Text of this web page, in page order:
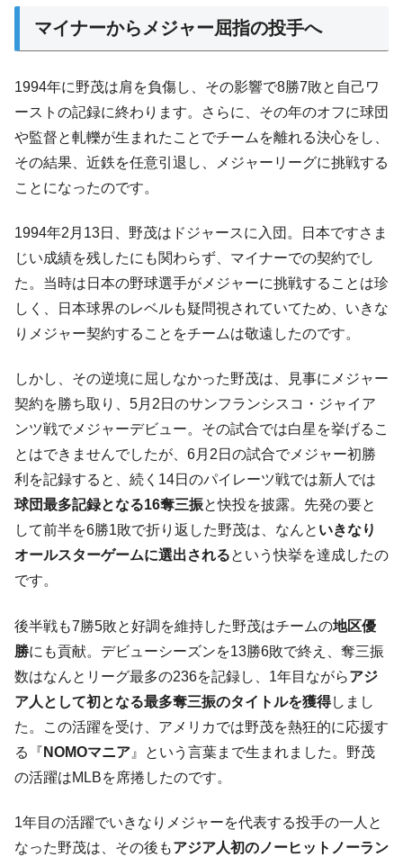
マイナーからメジャー屈指の投手へ
1994年に野茂は肩を負傷し、その影響で8勝7敗と自己ワ
ーストの記録に終わります。さらに、その年のオフに球団
や監督と軋轢が生まれたことでチームを離れる決心をし、
その結果、近鉄を任意引退し、メジャーリーグに挑戦する
ことになったのです。
1994年2月13日、野茂はドジャースに入団。日本ですさま
じい成績を残したにも関わらず、マイナーでの契約でし
た。当時は日本の野球選手がメジャーに挑戦することは珍
しく、日本球界のレベルも疑問視されていてため、いきな
りメジャー契約することをチームは敬遠したのです。
しかし、その逆境に屈しなかった野茂は、見事にメジャー
契約を勝ち取り、5月2日のサンフランシスコ・ジャイア
ンツ戦でメジャーデビュー。その試合では白星を挙げるこ
とはできませんでしたが、6月2日の試合でメジャー初勝
利を記録すると、続く14日のパイレーツ戦では新人では
球団最多記録となる16奪三振と快投を披露。先発の要と
して前半を6勝1敗で折り返した野茂は、なんと いきなり
オールスターゲームに選出されるという快挙を達成したの
です。
後半戦も7勝5敗と好調を維持した野茂はチームの地区優
勝にも貢献。デビューシーズンを13勝6敗で終え、奪三振
数はなんとリーグ最多の236を記録し、1年目ながらアジ
ア人として初となる最多奪三振のタイトルを獲得しまし
た。この活躍を受け、アメリカでは野茂を熱狂的に応援す
る『 NOMOマニア 』という言葉まで生まれました。野茂
の活躍はMLBを席捲したのです。
1年目の活躍でいきなりメジャーを代表する投手の一人と
なった野茂は、その後もアジア人初のノーヒットノーラン